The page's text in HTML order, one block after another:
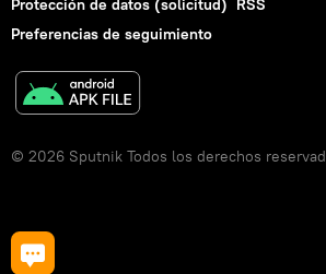
Protección de datos (solicitud) RSS
Preferencias de seguimiento
© 2026 Sputnik Todos los derechos